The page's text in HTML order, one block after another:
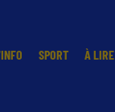
SPORT À LIRE